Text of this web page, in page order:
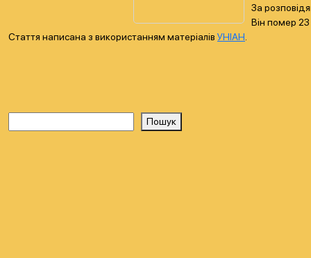
За
Він помер
Стаття написана з використанням матеріалів УНІАН
Пошук